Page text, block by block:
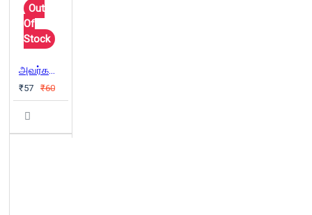
Out
Of
Stock
அவர்களால் நம்மைக் காப்பாற்ற முடியும்
₹57 ₹60